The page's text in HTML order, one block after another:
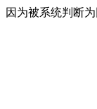
因为被系统判断